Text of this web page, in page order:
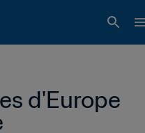
d'Europe